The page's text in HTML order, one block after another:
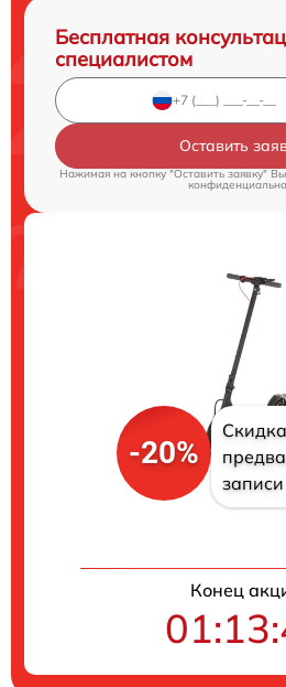
Бесплатная
специалистом
Оставить
Нажимая на кнопку "Оставить заявку"
-20%
Конец